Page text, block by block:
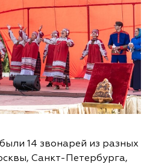
14 звонарей из разных
Санкт-Петербурга,